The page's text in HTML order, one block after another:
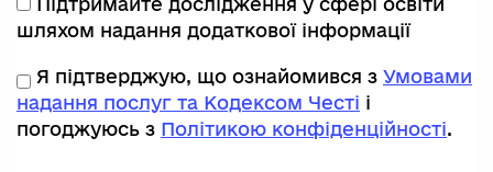
шляхом надання додаткової інформації
Я підтверджую, що ознайомився з Умовами
надання послуг та Кодексом Честі і
погоджуюсь з Політикою конфіденційності.